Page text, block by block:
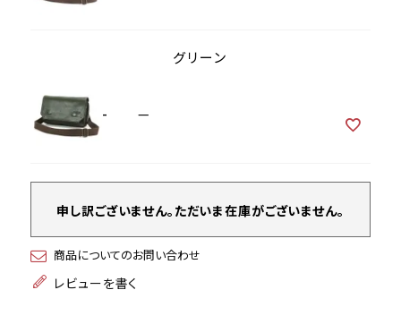
グリーン
- —
申し訳ございません。ただいま在庫がございません。
商品についてのお問い合わせ
レビューを書く